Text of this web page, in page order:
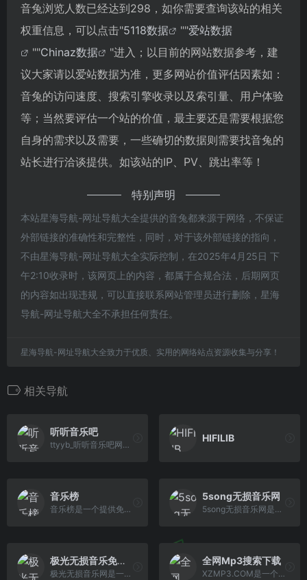
音兔浏览人数已经达到298，如你需要查询该站的相关
权重信息，可以点击"5118数据 ""爱站数据
""Chinaz数据
"进入；以目前的网站数据参考，建
议大家请以爱站数据为准，更多网站价值评估因素如：
音兔的访问速度、搜索引擎收录以及索引量、用户体验
等；当然要评估一个站的价值，最主要还是需要根据您
自身的需求以及需要，一些确切的数据则需要找音兔的
站长进行洽谈提供。如该站的IP、PV、跳出率等！
特别声明
本站星海导航-网址导航大全提供的音兔都来源于网络，不保证
外部链接的准确性和完整性，同时，对于该外部链接的指向，
不由星海导航-网址导航大全实际控制，在2025年4月25日 下
午2:10收录时，该网页上的内容，都属于合规合法，后期网页
的内容如出现违规，可以直接联系网站管理员进行删除，星海
导航-网址导航大全不承担任何责任。
星海导航-网址导航大全致力于优质、实用的网络站点资源收集与分享！
相关导航
听听音乐吧
ttyyb_听听音乐吧网是一个免费提供全网听听音乐吧及mp3歌曲免费下载网站,为广大音乐爱好者提供音乐交流及资源分享平台
HIFILIB
音乐榜
音乐榜是一个提供免费无损音乐和MP3歌曲下载的网站，旨在为音乐爱好者创建一个交流与分享资源的空间。该平台没有广告干扰，也不需要用户登录即可使用。
5song无损音乐网
5song无损音乐网是一个免费提供全网无损音乐及mp3歌曲免费下载网站,为广大音乐爱好者提供音乐交流及资源分享平台。
极光无损音乐免费下载
极光无损音乐网是一个无损音乐下载，mp3音乐免费下载,mp3音乐免费音乐下载的网站,抖音热门音乐下载，为广大爱好音乐者提供免费音乐素材交流分享的平台。
全网Mp3搜索下载
XZMP3.COM是一个免费提供音乐MP3下载的网站，专注于MP3音乐下载、Flac音乐等各类高品质无损音乐的免费下载,致力于做国内最好的免费无损音乐下载网站。